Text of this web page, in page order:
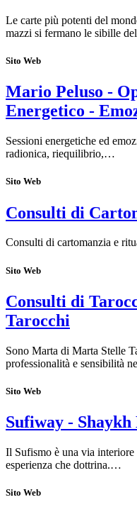
Le carte più potenti del
mazzi si fermano le sibille
Sito Web
Mario Peluso -
Energetico -
Sessioni energetiche ed
radionica, riequilibrio,…
Sito Web
Consulti di
Consulti di cartomanzia e
Sito Web
Consulti di
Tarocchi
Sono Marta di Marta Stelle
professionalità e sensibilità
Sito Web
Sufiway -
Il Sufismo è una via
esperienza che dottrina.…
Sito Web